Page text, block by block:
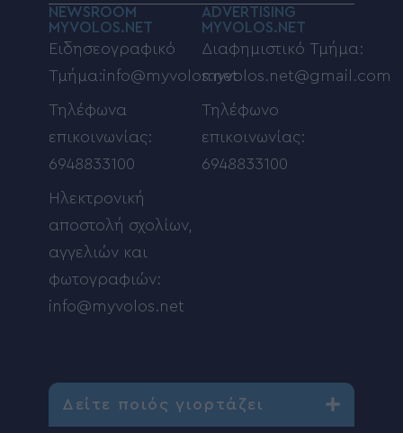
NEWSROOM
MYVOLOS.NET
Ειδησεογραφικό
Τμήμα:info@myvolos.net
Τηλέφωνα
επικοινωνίας:
6948833100
Ηλεκτρονική
αποστολή σχολίων,
αγγελιών και
φωτογραφιών:
info@myvolos.net
ADVERTISING
MYVOLOS.NET
Διαφημιστικό Τμήμα:
myvolos.net@gmail.com
Τηλέφωνο
επικοινωνίας:
6948833100
Δείτε ποιός γιορτάζει